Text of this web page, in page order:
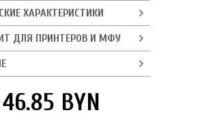
ХАРАКТЕРИСТИКИ
ДЛЯ ПРИНТЕРОВ И МФУ
46.85 BYN